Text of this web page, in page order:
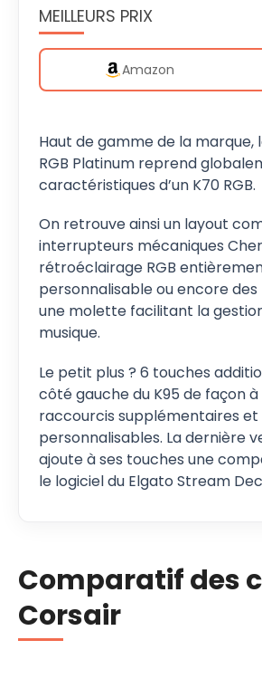
MEILLEURS PRIX
Amazon
Haut de gamme de la marque,
RGB Platinum reprend
caractéristiques d’un K70 RGB.
On retrouve ainsi un layout
interrupteurs mécaniques
rétroéclairage RGB
personnalisable ou encore
une molette facilitant la
musique.
Le petit plus ? 6 touches
côté gauche du K95 de façon
raccourcis supplémentaires
personnalisables. La dernière
ajoute à ses touches une
le logiciel du Elgato Stream
Comparatif des
Corsair